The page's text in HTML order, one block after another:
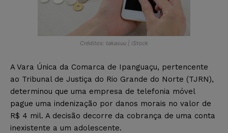
Créditos: takasuu | iStock
A Vara Única da Comarca de Ipanguaçu, pertencente
ao Tribunal de Justiça do Rio Grande do Norte (TJRN),
determinou que uma empresa de telefonia móvel
pague uma indenização por danos morais no valor de
R$ 4 mil. A decisão decorre da cobrança de uma conta
inexistente a um adolescente.